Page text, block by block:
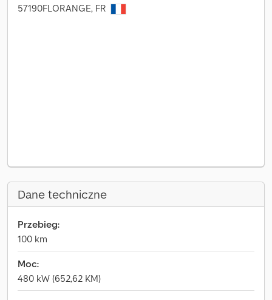
57190FLORANGE, FR
Dane techniczne
Przebieg:
100 km
Moc:
480 kW (652,62 KM)